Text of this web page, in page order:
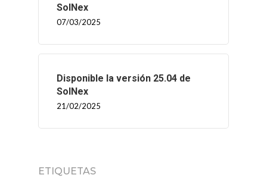
SolNex
07/03/2025
Disponible la versión 25.04 de
SolNex
21/02/2025
ETIQUETAS